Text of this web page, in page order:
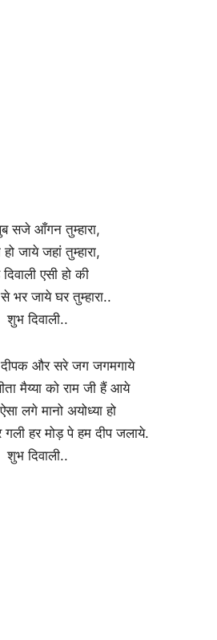
सजे आँगन तुम्हारा,
जाये जहां तुम्हारा,
एसी हो की
भर जाये घर तुम्हारा..
शुभ दिवाली..
दीपक और सरे जग जगमगाये
मैय्या को राम जी हैं आये
लगे मानो अयोध्या हो
गली हर मोड़ पे हम दीप जलाये.
शुभ दिवाली..